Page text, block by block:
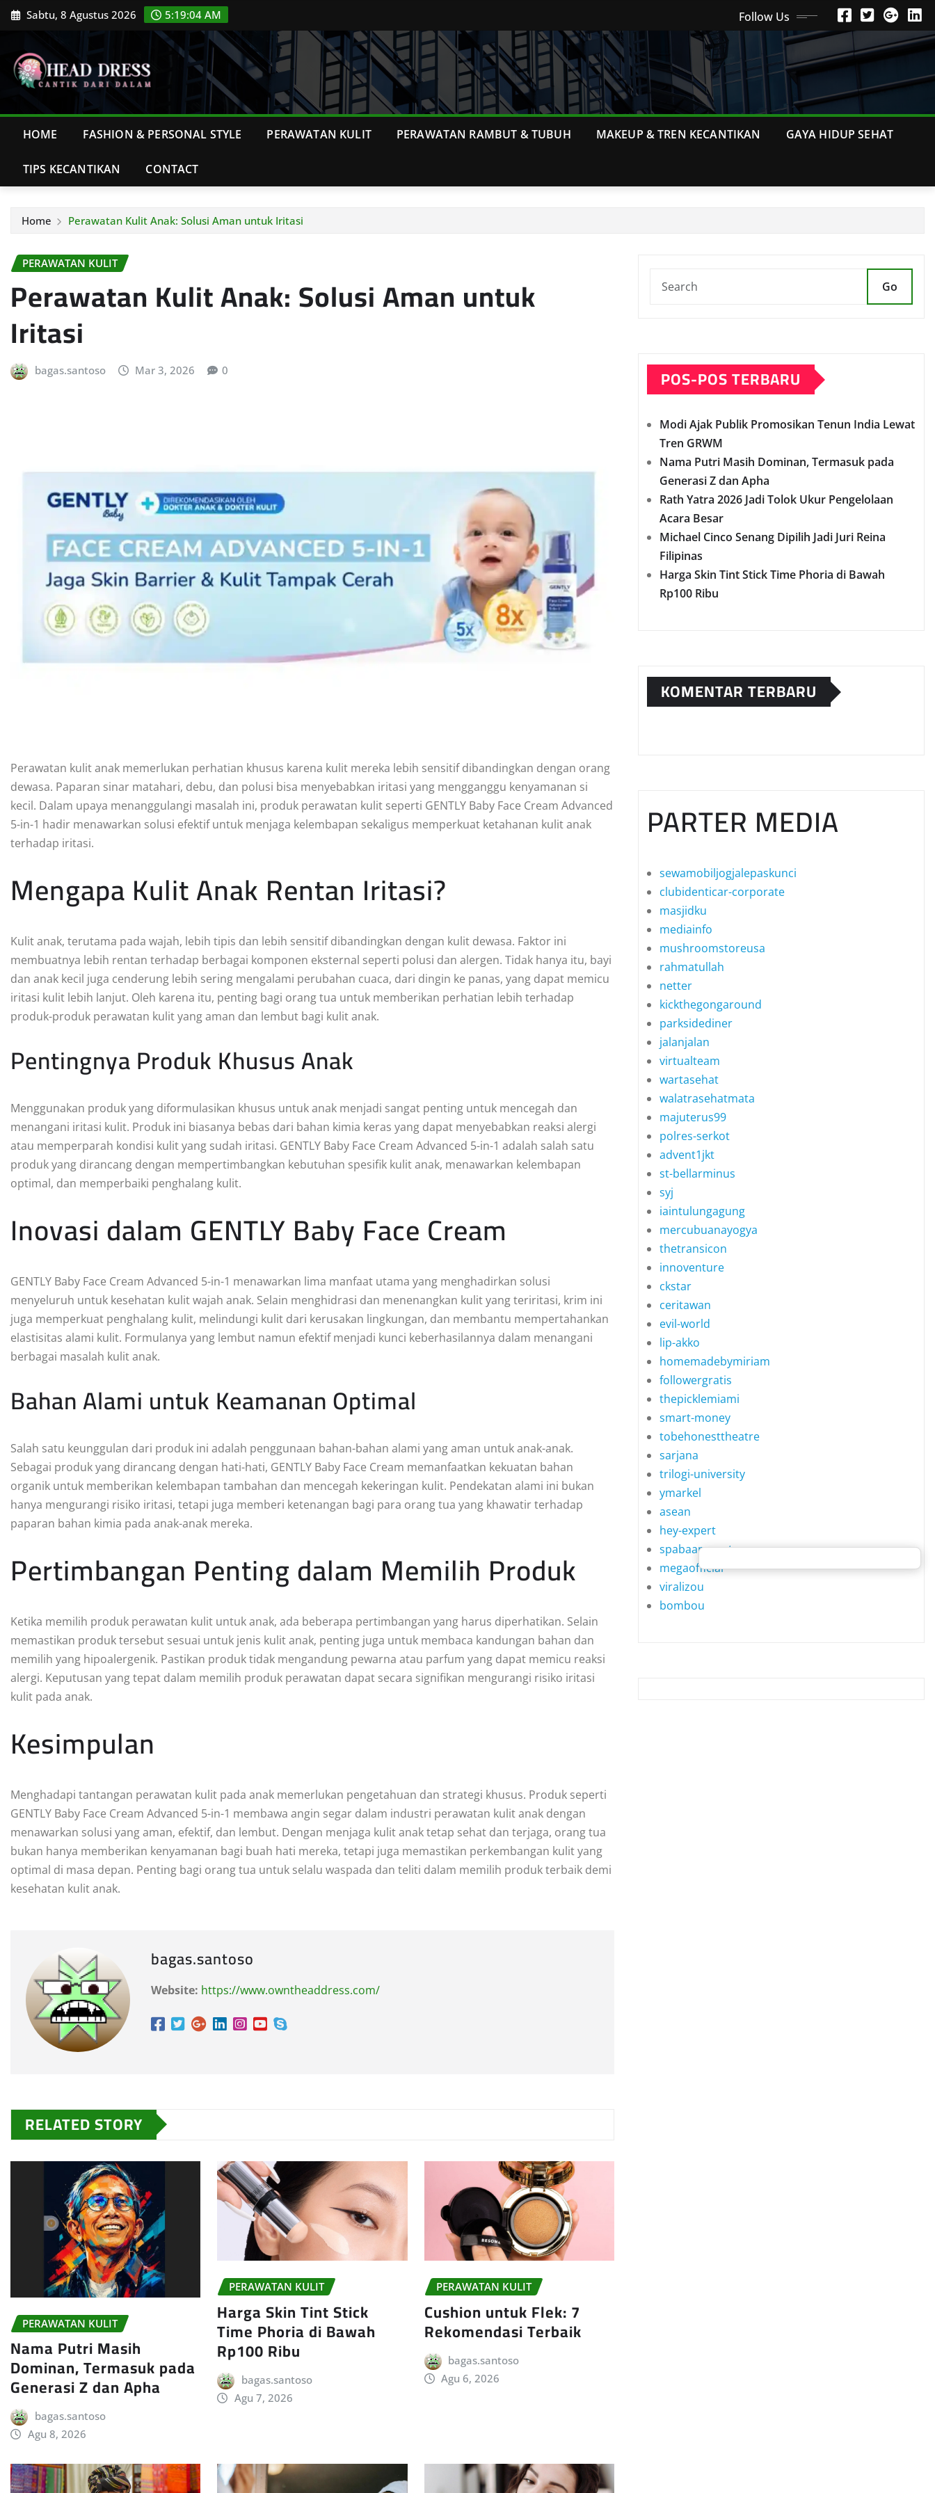
Skip Sabtu, 8 Agustus 2026 5:19:05 AM Follow Us
HOME FASHION & PERSONAL STYLE PERAWATAN KULIT PERAWATAN RAMBUT & TUBUH MAKEUP & TREN KECANTIKAN GAYA HIDUP SEHAT
TIPS KECANTIKAN CONTACT
Home Perawatan Kulit Anak: Solusi Aman untuk Iritasi
PERAWATAN KULIT
Perawatan Kulit Anak: Solusi Aman untuk
Iritasi
bagas.santoso Mar 3, 2026 0
Perawatan kulit anak memerlukan perhatian khusus karena kulit mereka lebih sensitif dibandingkan dengan orang
dewasa. Paparan sinar matahari, debu, dan polusi bisa menyebabkan iritasi yang mengganggu kenyamanan si
kecil. Dalam upaya menanggulangi masalah ini, produk perawatan kulit seperti GENTLY Baby Face Cream Advanced
5-in-1 hadir menawarkan solusi efektif untuk menjaga kelembapan sekaligus memperkuat ketahanan kulit anak
terhadap iritasi.
Mengapa Kulit Anak Rentan Iritasi?
Kulit anak, terutama pada wajah, lebih tipis dan lebih sensitif dibandingkan dengan kulit dewasa. Faktor ini
membuatnya lebih rentan terhadap berbagai komponen eksternal seperti polusi dan alergen. Tidak hanya itu, bayi
dan anak kecil juga cenderung lebih sering mengalami perubahan cuaca, dari dingin ke panas, yang dapat memicu
iritasi kulit lebih lanjut. Oleh karena itu, penting bagi orang tua untuk memberikan perhatian lebih terhadap
produk-produk perawatan kulit yang aman dan lembut bagi kulit anak.
Pentingnya Produk Khusus Anak
Menggunakan produk yang diformulasikan khusus untuk anak menjadi sangat penting untuk mencegah dan
menangani iritasi kulit. Produk ini biasanya bebas dari bahan kimia keras yang dapat menyebabkan reaksi alergi
atau memperparah kondisi kulit yang sudah iritasi. GENTLY Baby Face Cream Advanced 5-in-1 adalah salah satu
produk yang dirancang dengan mempertimbangkan kebutuhan spesifik kulit anak, menawarkan kelembapan
optimal, dan memperbaiki penghalang kulit.
Inovasi dalam GENTLY Baby Face Cream
GENTLY Baby Face Cream Advanced 5-in-1 menawarkan lima manfaat utama yang menghadirkan solusi
menyeluruh untuk kesehatan kulit wajah anak. Selain menghidrasi dan menenangkan kulit yang teriritasi, krim ini
juga memperkuat penghalang kulit, melindungi kulit dari kerusakan lingkungan, dan membantu mempertahankan
elastisitas alami kulit. Formulanya yang lembut namun efektif menjadi kunci keberhasilannya dalam menangani
berbagai masalah kulit anak.
Bahan Alami untuk Keamanan Optimal
Salah satu keunggulan dari produk ini adalah penggunaan bahan-bahan alami yang aman untuk anak-anak.
Sebagai produk yang dirancang dengan hati-hati, GENTLY Baby Face Cream memanfaatkan kekuatan bahan
organik untuk memberikan kelembapan tambahan dan mencegah kekeringan kulit. Pendekatan alami ini bukan
hanya mengurangi risiko iritasi, tetapi juga memberi ketenangan bagi para orang tua yang khawatir terhadap
paparan bahan kimia pada anak-anak mereka.
Pertimbangan Penting dalam Memilih Produk
Ketika memilih produk perawatan kulit untuk anak, ada beberapa pertimbangan yang harus diperhatikan. Selain
memastikan produk tersebut sesuai untuk jenis kulit anak, penting juga untuk membaca kandungan bahan dan
memilih yang hipoalergenik. Pastikan produk tidak mengandung pewarna atau parfum yang dapat memicu reaksi
alergi. Keputusan yang tepat dalam memilih produk perawatan dapat secara signifikan mengurangi risiko iritasi
kulit pada anak.
Kesimpulan
Menghadapi tantangan perawatan kulit pada anak memerlukan pengetahuan dan strategi khusus. Produk seperti
GENTLY Baby Face Cream Advanced 5-in-1 membawa angin segar dalam industri perawatan kulit anak dengan
menawarkan solusi yang aman, efektif, dan lembut. Dengan menjaga kulit anak tetap sehat dan terjaga, orang tua
bukan hanya memberikan kenyamanan bagi buah hati mereka, tetapi juga memastikan perkembangan kulit yang
optimal di masa depan. Penting bagi orang tua untuk selalu waspada dan teliti dalam memilih produk terbaik demi
kesehatan kulit anak.
bagas.santoso
Website: https://www.owntheaddress.com/
RELATED STORY
PERAWATAN KULIT
Nama Putri Masih
Dominan, Termasuk pada
Generasi Z dan Apha
bagas.santoso
Agu 8, 2026
PERAWATAN KULIT
Harga Skin Tint Stick
Time Phoria di Bawah
Rp100 Ribu
bagas.santoso
Agu 7, 2026
PERAWATAN KULIT
Cushion untuk Flek: 7
Rekomendasi Terbaik
bagas.santoso
Agu 6, 2026
Go
POS-POS TERBARU
Modi Ajak Publik Promosikan Tenun India Lewat
Tren GRWM
Nama Putri Masih Dominan, Termasuk pada
Generasi Z dan Apha
Rath Yatra 2026 Jadi Tolok Ukur Pengelolaan
Acara Besar
Michael Cinco Senang Dipilih Jadi Juri Reina
Filipinas
Harga Skin Tint Stick Time Phoria di Bawah
Rp100 Ribu
KOMENTAR TERBARU
PARTER MEDIA
sewamobiljogjalepaskunci
clubidenticar-corporate
masjidku
mediainfo
mushroomstoreusa
rahmatullah
netter
kickthegongaround
parksidediner
jalanjalan
virtualteam
wartasehat
walatrasehatmata
majuterus99
polres-serkot
advent1jkt
st-bellarminus
syj
iaintulungagung
mercubuanayogya
thetransicon
innoventure
ckstar
ceritawan
evil-world
lip-akko
homemadebymiriam
followergratis
thepicklemiami
smart-money
tobehonesttheatre
sarjana
trilogi-university
ymarkel
asean
hey-expert
spabaansuerte
megaofficial
viralizou
bombou